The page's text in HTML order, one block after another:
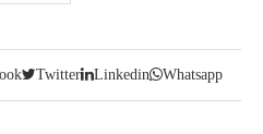
Twitter Linkedin Whatsapp